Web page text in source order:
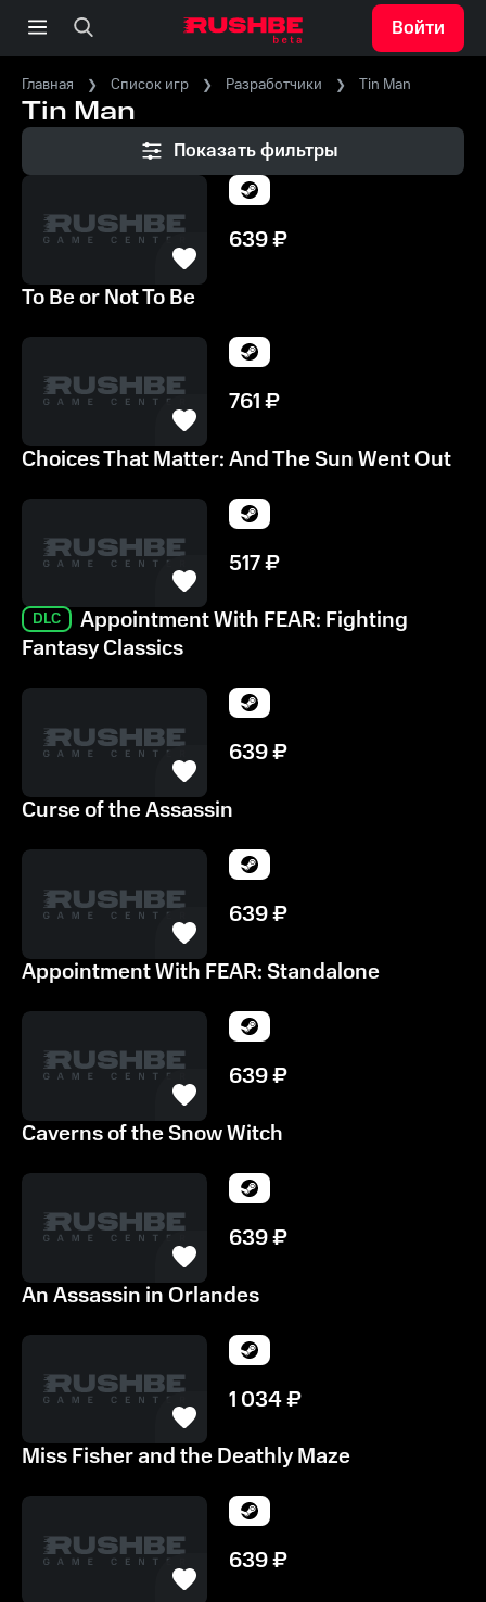
Войти
Главная Список игр Разработчики Tin Man
Tin Man
Показать фильтры
639₽
To Be or Not To Be
761₽
Choices That Matter: And The Sun Went Out
517₽
DLC
Appointment With FEAR: Fighting
Fantasy Classics
639₽
Curse of the Assassin
639₽
Appointment With FEAR: Standalone
639₽
Caverns of the Snow Witch
639₽
An Assassin in Orlandes
1 034₽
Miss Fisher and the Deathly Maze
639₽